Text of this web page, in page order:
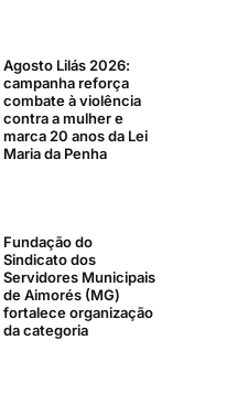
Agosto Lilás 2026:
campanha reforça
combate à violência
contra a mulher e
marca 20 anos da Lei
Maria da Penha
Fundação do
Sindicato dos
Servidores Municipais
de Aimorés (MG)
fortalece organização
da categoria